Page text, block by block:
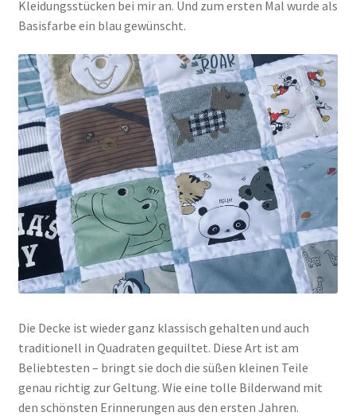
Kleidungsstücken bei mir an. Und zum ersten Mal wurde als
Basisfarbe ein blau gewünscht.
Die Decke ist wieder ganz klassisch gehalten und auch
traditionell in Quadraten gequiltet. Diese Art ist am
Beliebtesten – bringt sie doch die süßen kleinen Teile
genau richtig zur Geltung. Wie eine tolle Bilderwand mit
den schönsten Erinnerungen aus den ersten Jahren.